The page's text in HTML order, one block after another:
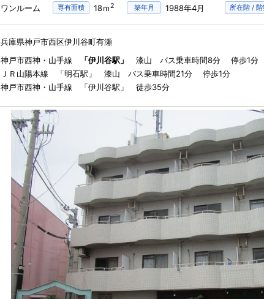
ワンルーム 専有面積 18ｍ2 築年月 1988年4月 所在階 /
兵庫県神戸市西区伊川谷町有瀬
神戸市西神・山手線 「伊川谷駅」
漆山 バス乗車時間8分 停歩1分
ＪＲ山陽本線 「明石駅」 漆山 バス乗車時間21分 停歩1分
神戸市西神・山手線 「伊川谷駅」 徒歩35分